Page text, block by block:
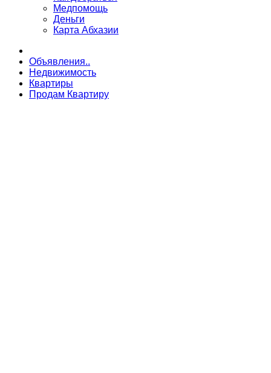
Медпомощь
Деньги
Карта Абхазии
Объявления..
Недвижимость
Квартиры
Продам Квартиру